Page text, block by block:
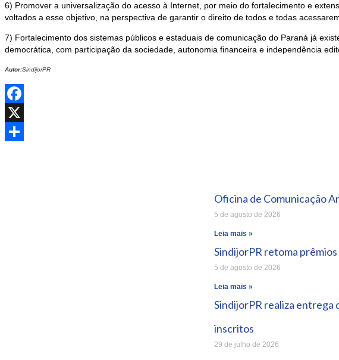
6) Promover a universalização do acesso à Internet, por meio do fortalecimento e
voltados a esse objetivo, na perspectiva de garantir o direito de todos e todas
7) Fortalecimento dos sistemas públicos e estaduais de comunicação do Paraná já
democrática, com participação da sociedade, autonomia financeira e independência
Autor:SindijorPR
Facebook
X
Oficina de Comunicação
5 de agosto de 2026
Leia mais »
SindijorPR retoma
5 de agosto de 2026
Leia mais »
SindijorPR realiza entrega
inscritos
29 de julho de 2026